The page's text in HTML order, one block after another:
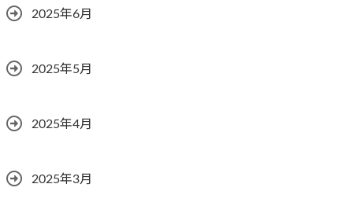
2025年6月
2025年5月
2025年4月
2025年3月